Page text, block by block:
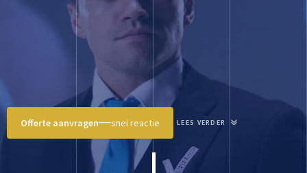
Offerte aanvragen snel reactie LEES VERDER